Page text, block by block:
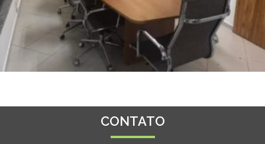
CONTATO